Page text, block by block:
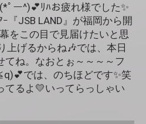
ﾟー^)💕ﾘﾊお疲れ様でした✨
『JSB LAND』が福岡から開
をこの目で見届けたいと思
上げるからね🎶では、本日
てね。なおとぉ～～～～フ
では、のちほどです✨笑
てるよ💛いってらっしゃい